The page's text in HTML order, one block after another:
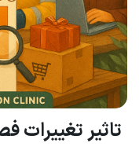
تاثیر تغییرات